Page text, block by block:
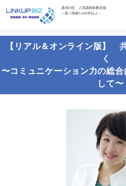
講演の匠 人気講師多数在籍
～延べ実績5,000件以上～
【リアル＆オンライン版】
く
〜コミュニケーション力の総
して〜